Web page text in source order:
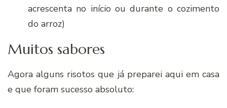
acrescenta no início ou durante o cozimento
do arroz)
Muitos sabores
Agora alguns risotos que já preparei aqui em casa
e que foram sucesso absoluto: